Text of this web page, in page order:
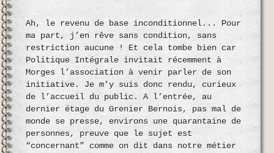
Ah, le revenu de base inconditionnel... Pour
ma part, j’en rêve sans condition, sans
restriction aucune ! Et cela tombe bien car
Politique Intégrale invitait récemment à
Morges l’association à venir parler de son
initiative. Je m’y suis donc rendu, curieux
de l’accueil du public. A l’entrée, au
dernier étage du Grenier Bernois, pas mal de
monde se presse, environs une quarantaine de
personnes, preuve que le sujet est
“concernant” comme on dit dans notre métier